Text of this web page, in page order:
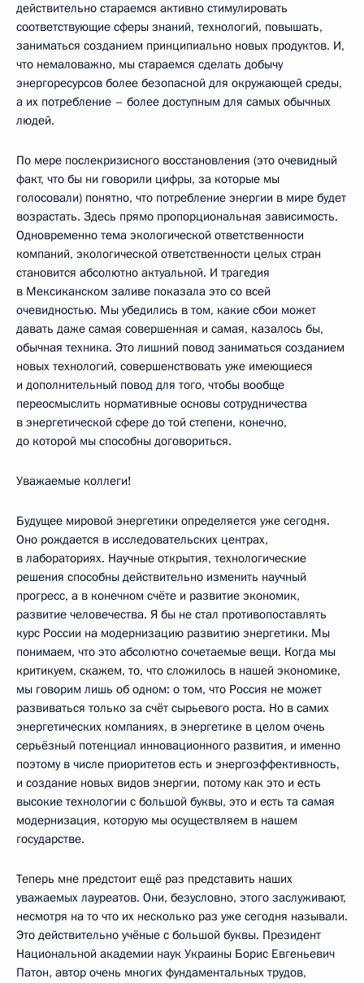
действительно стараемся активно стимулировать
соответствующие сферы знаний, технологий, повышать,
заниматься созданием принципиально новых продуктов. И,
что немаловажно, мы стараемся сделать добычу
энергоресурсов более безопасной для окружающей среды,
а их потребление – более доступным для самых обычных
людей.
По мере послекризисного восстановления (это очевидный
факт, что бы ни говорили цифры, за которые мы
голосовали) понятно, что потребление энергии в мире будет
возрастать. Здесь прямо пропорциональная зависимость.
Одновременно тема экологической ответственности
компаний, экологической ответственности целых стран
становится абсолютно актуальной. И трагедия
в Мексиканском заливе показала это со всей
очевидностью. Мы убедились в том, какие сбои может
давать даже самая совершенная и самая, казалось бы,
обычная техника. Это лишний повод заниматься созданием
новых технологий, совершенствовать уже имеющиеся
и дополнительный повод для того, чтобы вообще
переосмыслить нормативные основы сотрудничества
в энергетической сфере до той степени, конечно,
до которой мы способны договориться.
Уважаемые коллеги!
Будущее мировой энергетики определяется уже сегодня.
Оно рождается в исследовательских центрах,
в лабораториях. Научные открытия, технологические
решения способны действительно изменить научный
прогресс, а в конечном счёте и развитие экономик,
развитие человечества. Я бы не стал противопоставлять
курс России на модернизацию развитию энергетики. Мы
понимаем, что это абсолютно сочетаемые вещи. Когда мы
критикуем, скажем, то, что сложилось в нашей экономике,
мы говорим лишь об одном: о том, что Россия не может
развиваться только за счёт сырьевого роста. Но в самих
энергетических компаниях, в энергетике в целом очень
серьёзный потенциал инновационного развития, и именно
поэтому в числе приоритетов есть и энергоэффективность,
и создание новых видов энергии, потому как это и есть
высокие технологии с большой буквы, это и есть та самая
модернизация, которую мы осуществляем в нашем
государстве.
Теперь мне предстоит ещё раз представить наших
уважаемых лауреатов. Они, безусловно, этого заслуживают,
несмотря на то что их несколько раз уже сегодня называли.
Это действительно учёные с большой буквы. Президент
Национальной академии наук Украины Борис Евгеньевич
Патон, автор очень многих фундаментальных трудов,